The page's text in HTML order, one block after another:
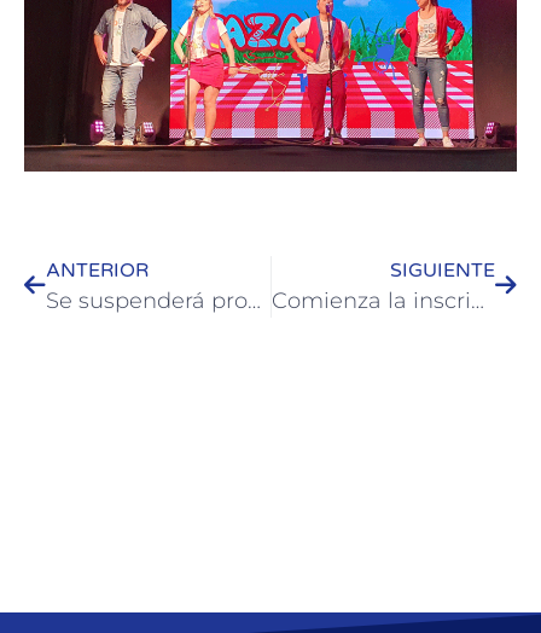
ANTERIOR
Se suspenderá provisoriamente el derecho de habilitación turística a la espera de medidas de nación y provincia
SIGUIENTE
Comienza la inscripción para acompañamiento escolar en Hipólito Irigoyen y Santos Justo y Pastor